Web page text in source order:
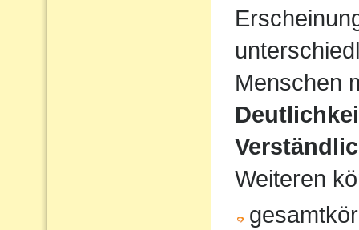
Menschen
Weiteren